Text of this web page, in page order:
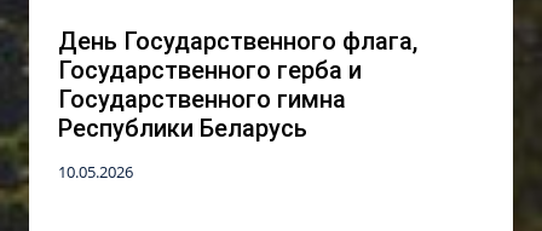
День Государственного флага,
Государственного герба и
Государственного гимна
Республики Беларусь
10.05.2026